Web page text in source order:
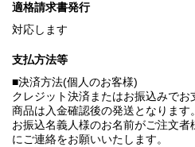
適格請求書発行
対応します
支払方法等
■決済方法(個人のお客様)
クレジット決済またはお振込みでお
商品は入金確認後の発送となります。
お振込名義人様のお名前がご注文
にご連絡をお願いいたします。